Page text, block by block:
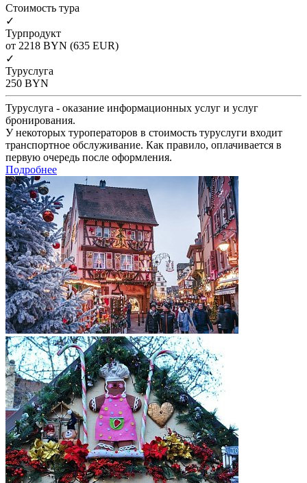
Cтоимость тура
✓
Турпродукт
от 2218 BYN (635 EUR)
✓
Туруслуга
250 BYN
Туруслуга - оказание информационных услуг и услуг
бронирования.
У некоторых туроператоров в стоимость туруслуги входит
транспортное обслуживание. Как правило, оплачивается в
первую очередь после оформления.
Подробнее